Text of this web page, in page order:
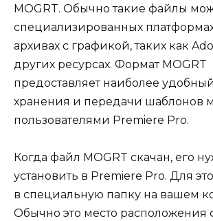
MOGRT. Обычно такие файлы
специализированных
архивах с графикой, таких как
других ресурсах. Формат MOGRT
предоставляет наиболее
хранения и передачи шаблонов
пользователями Premiere Pro.
Когда файл MOGRT скачан, его
установить в Premiere Pro. Для
в специальную папку на вашем
Обычно это место расположения